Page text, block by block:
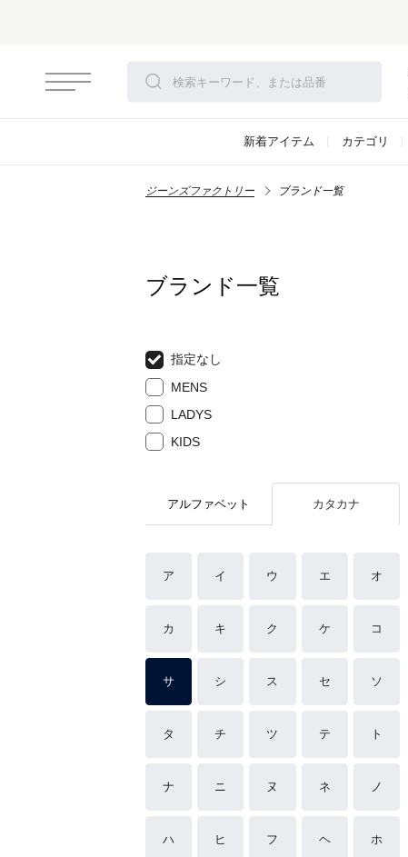
新着アイテム カテゴリ
ジーンズファクトリー ブランド一覧
ブランド一覧
指定なし
MENS
LADYS
KIDS
アルファベット カタカナ
ア イ ウ エ オ
カ キ ク ケ コ
サ シ ス セ ソ
タ チ ツ テ ト
ナ ニ ヌ ネ ノ
ハ ヒ フ ヘ ホ